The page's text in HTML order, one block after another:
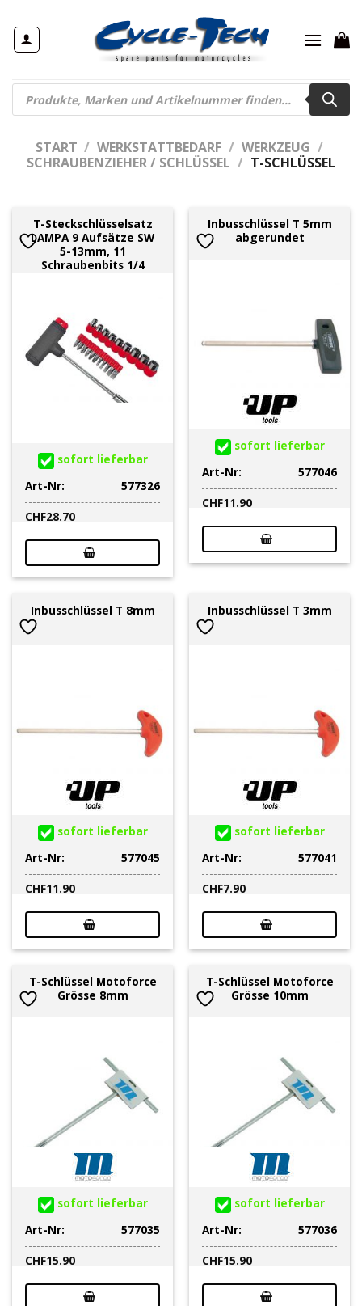
Inhalt
springen
Products
search
START / WERKSTATTBEDARF / WERKZEUG /
SCHRAUBENZIEHER / SCHLÜSSEL / T-SCHLÜSSEL
T-Steckschlüsselsatz
LAMPA 9 Aufsätze SW
5-13mm, 11
Schraubenbits 1/4
sofort lieferbar
Art-Nr:
577326
CHF28.70
Inbusschlüssel T 5mm
abgerundet
sofort lieferbar
Art-Nr:
577046
CHF11.90
Inbusschlüssel T 8mm
sofort lieferbar
Art-Nr:
577045
CHF11.90
Inbusschlüssel T 3mm
sofort lieferbar
Art-Nr:
577041
CHF7.90
T-Schlüssel Motoforce
Grösse 8mm
sofort lieferbar
Art-Nr:
577035
CHF15.90
T-Schlüssel Motoforce
Grösse 10mm
sofort lieferbar
Art-Nr:
577036
CHF15.90